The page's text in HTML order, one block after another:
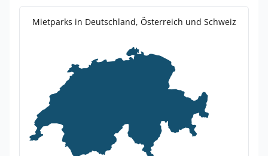
Mietparks in Deutschland, Österreich und Schweiz